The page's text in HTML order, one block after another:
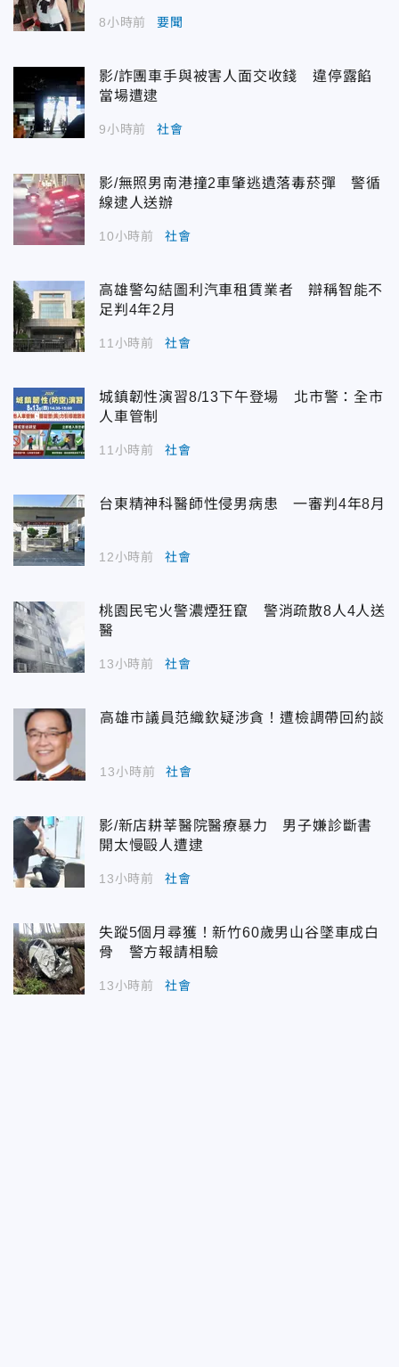
8小時前 要聞
影/詐團車手與被害人面交收錢 違停露餡
當場遭逮
9小時前 社會
影/無照男南港撞2車肇逃遺落毒菸彈 警循
線逮人送辦
10小時前 社會
高雄警勾結圖利汽車租賃業者 辯稱智能不
足判4年2月
11小時前 社會
城鎮韌性演習8/13下午登場 北市警：全市
人車管制
11小時前 社會
台東精神科醫師性侵男病患 一審判4年8月
12小時前 社會
桃園民宅火警濃煙狂竄 警消疏散8人4人送
醫
13小時前 社會
高雄市議員范織欽疑涉貪！遭檢調帶回約談
13小時前 社會
影/新店耕莘醫院醫療暴力 男子嫌診斷書
開太慢毆人遭逮
13小時前 社會
失蹤5個月尋獲！新竹60歲男山谷墜車成白
骨 警方報請相驗
13小時前 社會